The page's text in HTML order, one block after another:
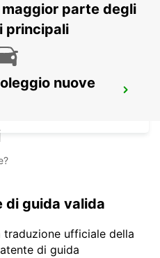
parte degli
principali
nuove
di guida valida
ufficiale della
di guida